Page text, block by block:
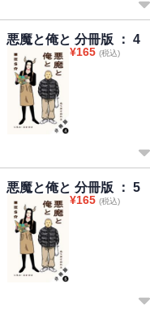
悪魔と俺と 分冊版 ： 4
¥165 (税込)
悪魔と俺と 分冊版 ： 5
¥165 (税込)